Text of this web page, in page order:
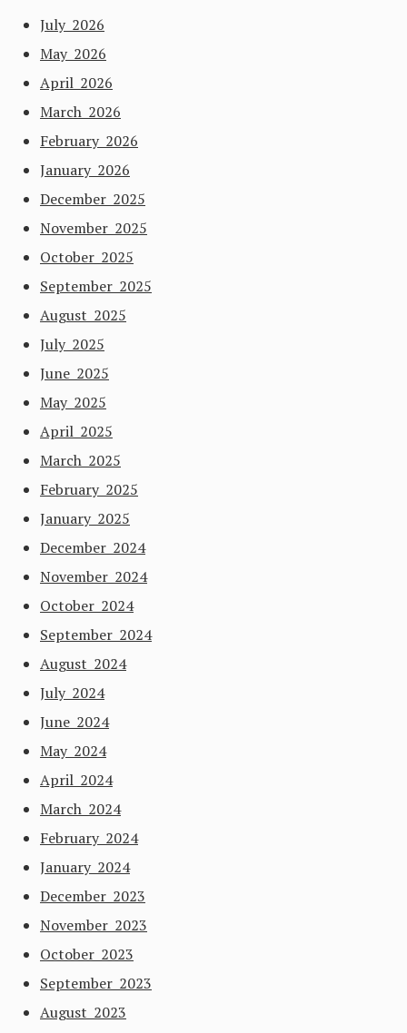
July 2026
May 2026
April 2026
March 2026
February 2026
January 2026
December 2025
November 2025
October 2025
September 2025
August 2025
July 2025
June 2025
May 2025
April 2025
March 2025
February 2025
January 2025
December 2024
November 2024
October 2024
September 2024
August 2024
July 2024
June 2024
May 2024
April 2024
March 2024
February 2024
January 2024
December 2023
November 2023
October 2023
September 2023
August 2023